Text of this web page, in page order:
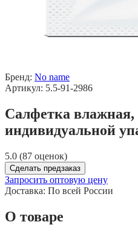
Бренд: No name
Артикул: 5.5-91-2986
Салфетка
индивидуальной
5.0 (87 оценок)
Сделать предзаказ
Запросить оптовую цену
Доставка: По всей России
О товаре